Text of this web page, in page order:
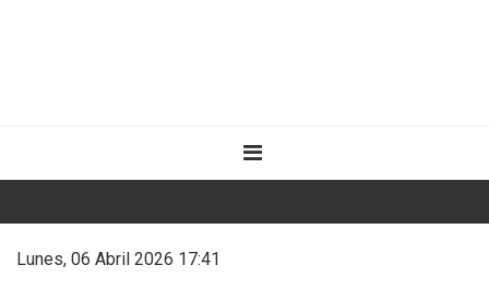
Lunes, 06 Abril 2026 17:41